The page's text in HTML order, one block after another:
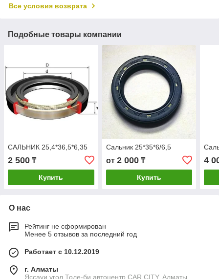
Все условия возврата
Подобные товары компании
САЛЬНИК 25,4*36,5*6,35
2 500 ₸
Купить
Сальник 25*35*6/6,5
от 2 000₸
Купить
4
О нас
Рейтинг не сформирован
Менее 5 отзывов за последний год
Работает с 10.12.2019
г. Алматы
Яссауи угол Толе-би автоцентр CAR CITY, Алматы,